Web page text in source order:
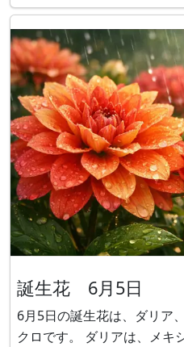
は、茎長に、一重の、ピン
輪咲かせます。 チューリッ
誕生花 6月5日
6月5日の誕生花は、ダリア
クロです。 ダリアは、メキシコやガテマラ原産で、キク